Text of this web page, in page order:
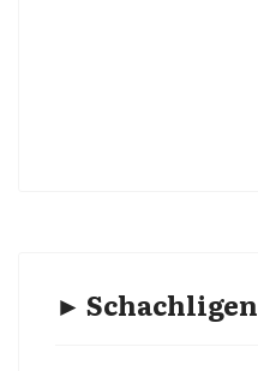
► Schachligen